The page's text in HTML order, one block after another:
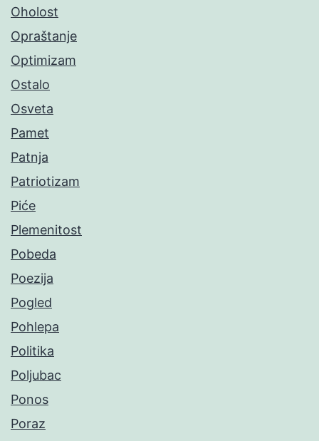
Oholost
Opraštanje
Optimizam
Ostalo
Osveta
Pamet
Patnja
Patriotizam
Piće
Plemenitost
Pobeda
Poezija
Pogled
Pohlepa
Politika
Poljubac
Ponos
Poraz